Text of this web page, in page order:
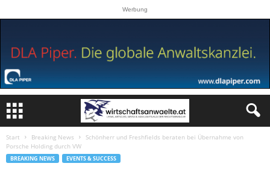
Werbung
Start Breaking News
Schönherr und Freshfields beraten bei Übernahme von
Porsche Holding durch VW
BREAKING NEWS EVENTS & SUCCESS